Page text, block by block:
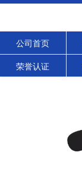
公司首页
荣誉认证